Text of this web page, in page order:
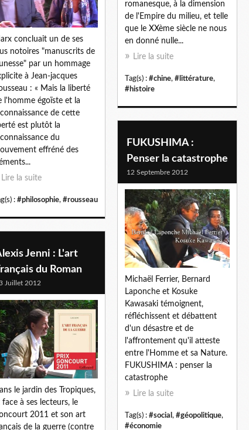
romanesque, à la dimension
de l'Empire du milieu, et telle
que le XXème siècle ne nous
en donné nulle...
Lire la suite
Tag(s) : #chine, #littérature,
#histoire
concluait un de ses
notoires "manuscrits de
par un hommage
à Jean-jacques
: « Mais la liberté
l'homme égoïste et la
de cette
est plutôt la
du
effréné des
Lire la suite
: #philosophie, #rousseau
FUKUSHIMA :
Penser la catastrophe
12 Septembre 2012
Michaël Ferrier, Bernard
Laponche et Kosuke
Kawasaki témoignent,
réfléchissent et débattent
d'un désastre et de
l'affrontement qu'il atteste
entre l'Homme et sa Nature.
FUKUSHIMA : penser la
catastrophe
Lire la suite
Tag(s) : #social , #géopolitique,
#économie
Jenni : L'art
du Roman
Juillet 2012
le jardin des Tropiques,
face à ses lecteurs, le
2011 et son art
de la guerre (contre